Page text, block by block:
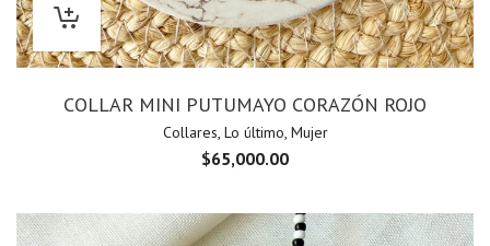
COLLAR MINI PUTUMAYO CORAZÓN ROJO
Collares, Lo último, Mujer
$65,000.00